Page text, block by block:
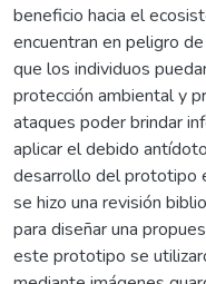
beneficio hacia el
encuentran en peligro
que los individuos
protección ambiental y
ataques poder brindar
aplicar el debido
desarrollo del prototipo
se hizo una revisión
para diseñar una
este prototipo se